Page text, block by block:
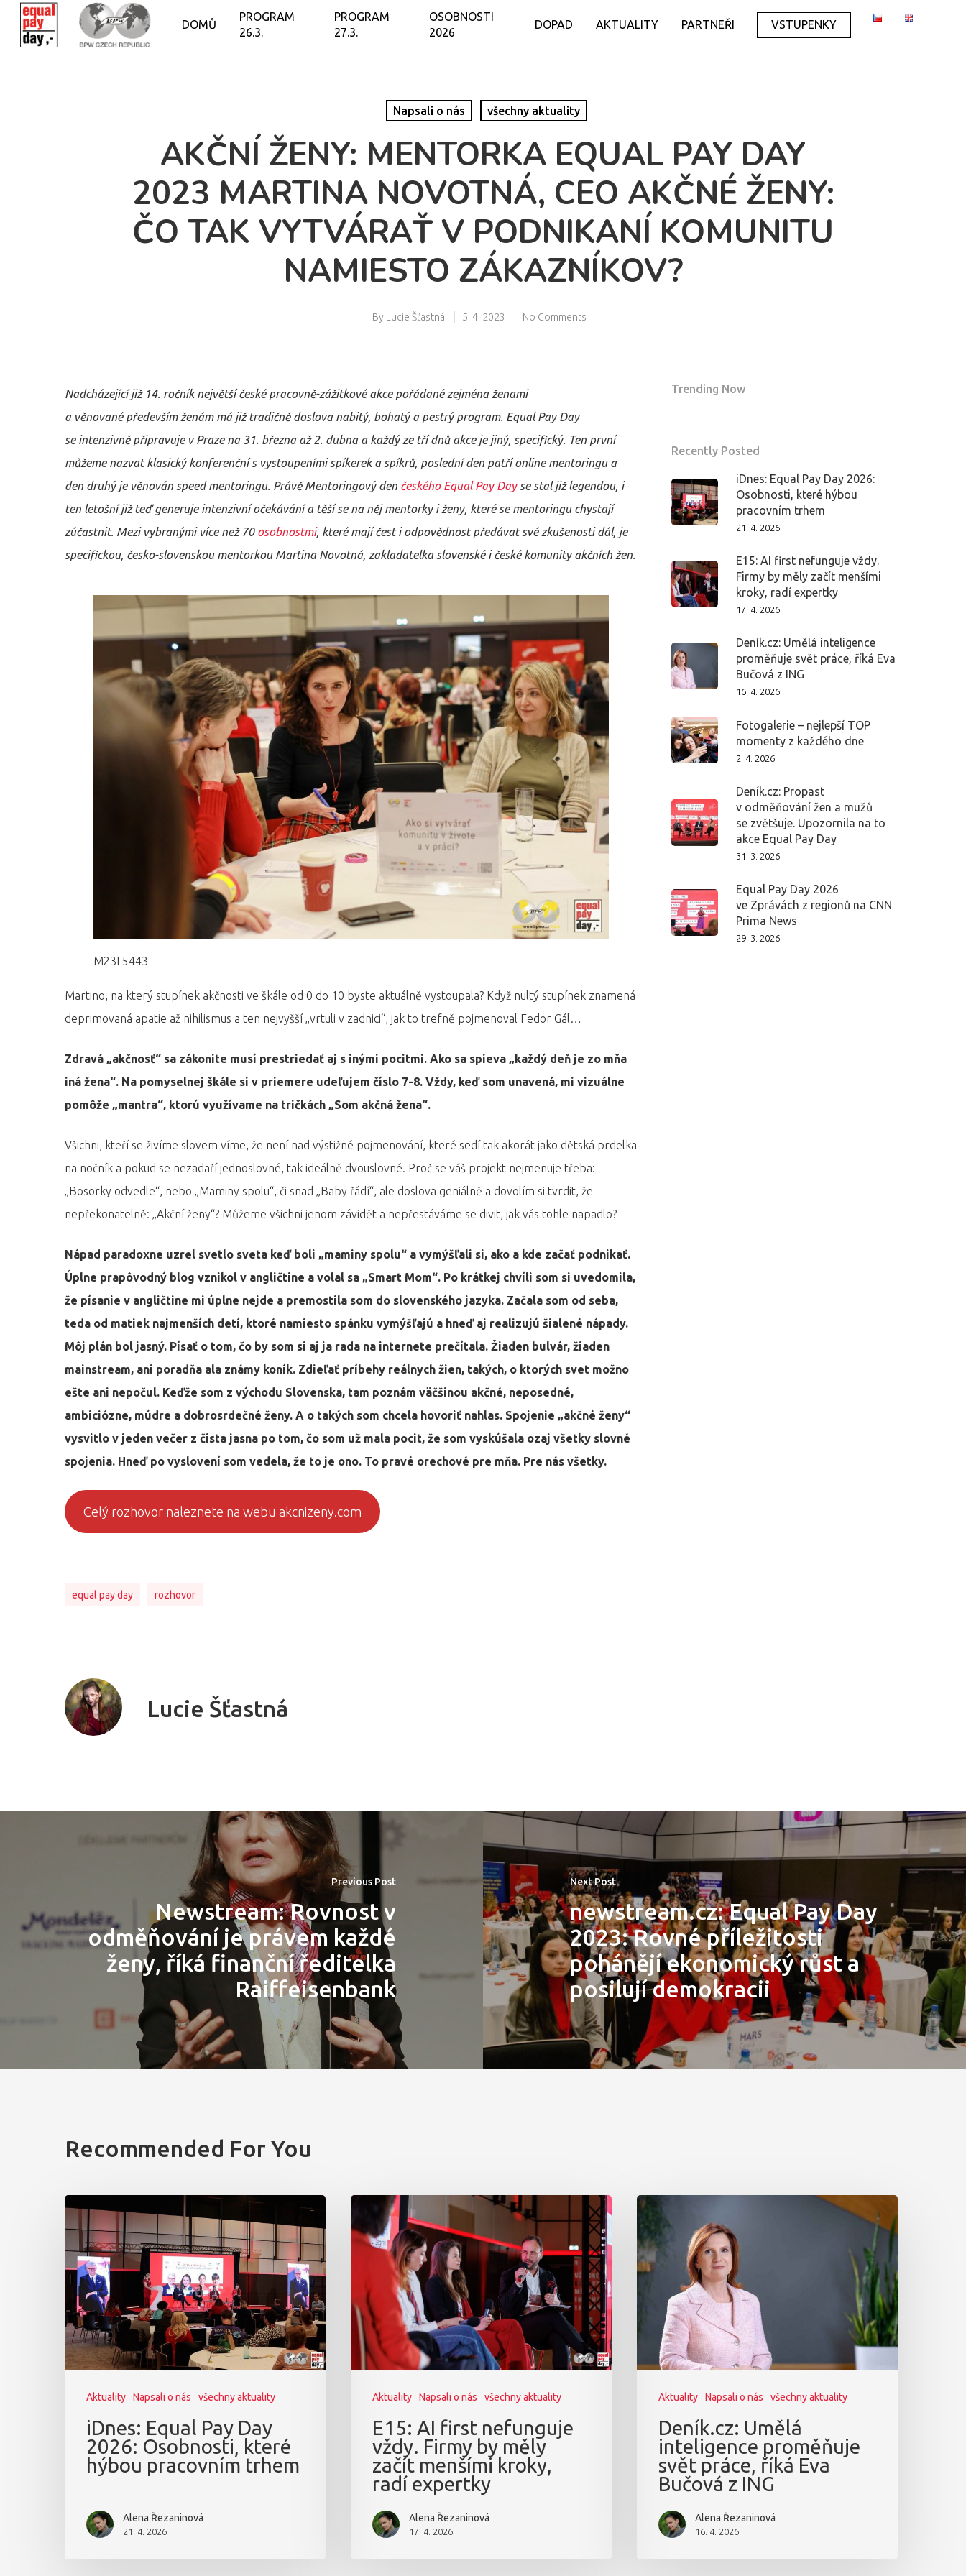
Hit enter to search or ESC to close
DOMŮ
PROGRAM
26.3.
PROGRAM
27.3.
OSOBNOSTI
2026
DOPAD AKTUALITY PARTNEŘI VSTUPENKY
Napsali o nás všechny aktuality
AKČNÍ ŽENY: MENTORKA EQUAL PAY DAY
2023 MARTINA NOVOTNÁ, CEO AKČNÉ ŽENY:
ČO TAK VYTVÁRAŤ V PODNIKANÍ KOMUNITU
NAMIESTO ZÁKAZNÍKOV?
By Lucie Šťastná 5. 4. 2023 No Comments
Nadcházející již 14. ročník největší české pracovně-zážitkové akce pořádané zejména ženami
a věnované především ženám má již tradičně doslova nabitý, bohatý a pestrý program. Equal Pay Day
se intenzivně připravuje v Praze na 31. března až 2. dubna a každý ze tří dnů akce je jiný, specifický. Ten první
můžeme nazvat klasický konferenční s vystoupeními spíkerek a spíkrů, poslední den patří online mentoringu a
den druhý je věnován speed mentoringu. Právě Mentoringový den českého Equal Pay Dayse stal již legendou, i
ten letošní již teď generuje intenzivní očekávání a těší se na něj mentorky i ženy, které se mentoringu chystají
zúčastnit. Mezi vybranými více než 70 osobnostmi, které mají čest i odpovědnost předávat své zkušenosti dál, je
specifickou, česko-slovenskou mentorkou Martina Novotná, zakladatelka slovenské i české komunity akčních žen.
M23L5443
Martino, na který stupínek akčnosti ve škále od 0 do 10 byste aktuálně vystoupala? Když nultý stupínek znamená
deprimovaná apatie až nihilismus a ten nejvyšší „vrtuli v zadnici“, jak to trefně pojmenoval Fedor Gál…
Zdravá „akčnosť“ sa zákonite musí prestriedať aj s inými pocitmi. Ako sa spieva „každý deň je zo mňa
iná žena“. Na pomyselnej škále si v priemere udeľujem číslo 7-8. Vždy, keď som unavená, mi vizuálne
pomôže „mantra“, ktorú využívame na tričkách „Som akčná žena“.
Všichni, kteří se živíme slovem víme, že není nad výstižné pojmenování, které sedí tak akorát jako dětská prdelka
na nočník a pokud se nezadaří jednoslovné, tak ideálně dvouslovné. Proč se váš projekt nejmenuje třeba:
„Bosorky odvedle“, nebo „Maminy spolu“, či snad „Baby řádí“, ale doslova geniálně a dovolím si tvrdit, že
nepřekonatelně: „Akční ženy“? Můžeme všichni jenom závidět a nepřestáváme se divit, jak vás tohle napadlo?
Nápad paradoxne uzrel svetlo sveta keď boli „maminy spolu“ a vymýšľali si, ako a kde začať podnikať.
Úplne prapôvodný blog vznikol v angličtine a volal sa „Smart Mom“. Po krátkej chvíli som si uvedomila,
že písanie v angličtine mi úplne nejde a premostila som do slovenského jazyka. Začala som od seba,
teda od matiek najmenších detí, ktoré namiesto spánku vymýšľajú a hneď aj realizujú šialené nápady.
Môj plán bol jasný. Písať o tom, čo by som si aj ja rada na internete prečítala. Žiaden bulvár, žiaden
mainstream, ani poradňa ala známy koník. Zdieľať príbehy reálnych žien, takých, o ktorých svet možno
ešte ani nepočul. Keďže som z východu Slovenska, tam poznám väčšinou akčné, neposedné,
ambiciózne, múdre a dobrosrdečné ženy. A o takých som chcela hovoriť nahlas. Spojenie „akčné ženy“
vysvitlo v jeden večer z čista jasna po tom, čo som už mala pocit, že som vyskúšala ozaj všetky slovné
spojenia. Hneď po vyslovení som vedela, že to je ono. To pravé orechové pre mňa. Pre nás všetky.
Celý rozhovor naleznete na webu akcnizeny.com
equal pay day rozhovor
Lucie Šťastná
Trending Now
Recently Posted
iDnes: Equal Pay Day 2026:
Osobnosti, které hýbou
pracovním trhem
21. 4. 2026
E15: AI first nefunguje vždy.
Firmy by měly začít menšími
kroky, radí expertky
17. 4. 2026
Deník.cz: Umělá inteligence
proměňuje svět práce, říká Eva
Bučová z ING
16. 4. 2026
Fotogalerie – nejlepší TOP
momenty z každého dne
2. 4. 2026
Deník.cz: Propast
v odměňování žen a mužů
se zvětšuje. Upozornila na to
akce Equal Pay Day
31. 3. 2026
Equal Pay Day 2026
ve Zprávách z regionů na CNN
Prima News
29. 3. 2026
Previous Post
Newstream: Rovnost v
odměňování je právem každé
ženy, říká finanční ředitelka
Raiffeisenbank
Next Post
newstream.cz: Equal Pay Day
2023: Rovné příležitosti
pohánějí ekonomický růst a
posilují demokracii
Recommended For You
Aktuality Napsali o nás všechny aktuality
iDnes: Equal Pay Day
2026: Osobnosti, které
hýbou pracovním trhem
Alena Řezaninová
21. 4. 2026
Aktuality Napsali o nás všechny aktuality
E15: AI first nefunguje
vždy. Firmy by měly
začít menšími kroky,
radí expertky
Alena Řezaninová
17. 4. 2026
Aktuality Napsali o nás všechny aktuality
Deník.cz: Umělá
inteligence proměňuje
svět práce, říká Eva
Bučová z ING
Alena Řezaninová
16. 4. 2026